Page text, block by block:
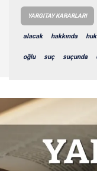
YARGITAY KARARLARI
alacak hakkında
oğlu suç suçunda